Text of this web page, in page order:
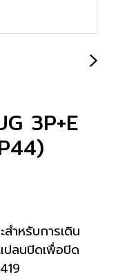
3P+E
ำหรับการเดิน
ปลนปิดเพื่อปิด